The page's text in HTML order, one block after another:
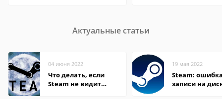
Актуальные статьи
04 июня 2022
Что делать, если
Steam не видит
19 мая 2022
Steam:
записи на